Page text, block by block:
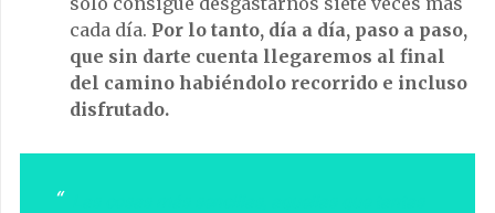
cada día. Por lo tanto, día a día, paso a paso,
que sin darte cuenta llegaremos al final
del camino habiéndolo recorrido e incluso
disfrutado.